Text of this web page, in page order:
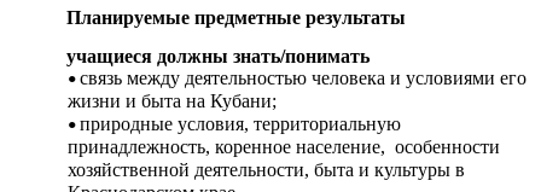
Планируемые предметные результаты
учащиеся должны знать/понимать
связь между деятельностью человека и условиями его
жизни и быта на Кубани;
природные условия, территориальную
принадлежность, коренное население, особенности
хозяйственной деятельности, быта и культуры в